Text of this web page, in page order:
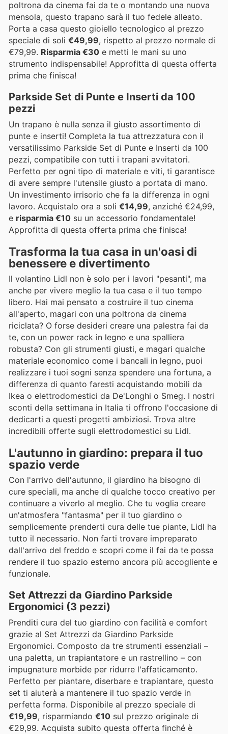
poltrona da cinema fai da te o montando una nuova
mensola, questo trapano sarà il tuo fedele alleato.
Porta a casa questo gioiello tecnologico al prezzo
speciale di soli €49,99, rispetto al prezzo normale di
€79,99. Risparmia €30 e metti le mani su uno
strumento indispensabile! Approfitta di questa offerta
prima che finisca!
Parkside Set di Punte e Inserti da 100
pezzi
Un trapano è nulla senza il giusto assortimento di
punte e inserti! Completa la tua attrezzatura con il
versatilissimo Parkside Set di Punte e Inserti da 100
pezzi, compatibile con tutti i trapani avvitatori.
Perfetto per ogni tipo di materiale e viti, ti garantisce
di avere sempre l'utensile giusto a portata di mano.
Un investimento irrisorio che fa la differenza in ogni
lavoro. Acquistalo ora a soli €14,99, anziché €24,99,
e risparmia €10 su un accessorio fondamentale!
Approfitta di questa offerta prima che finisca!
Trasforma la tua casa in un'oasi di
benessere e divertimento
Il volantino Lidl non è solo per i lavori "pesanti", ma
anche per vivere meglio la tua casa e il tuo tempo
libero. Hai mai pensato a costruire il tuo cinema
all'aperto, magari con una poltrona da cinema
riciclata? O forse desideri creare una palestra fai da
te, con un power rack in legno e una spalliera
robusta? Con gli strumenti giusti, e magari qualche
materiale economico come i bancali in legno, puoi
realizzare i tuoi sogni senza spendere una fortuna, a
differenza di quanto faresti acquistando mobili da
Ikea o elettrodomestici da De'Longhi o Smeg. I nostri
sconti della settimana in Italia ti offrono l'occasione di
dedicarti a questi progetti ambiziosi. Trova altre
incredibili offerte sugli elettrodomestici su Lidl.
L'autunno in giardino: prepara il tuo
spazio verde
Con l'arrivo dell'autunno, il giardino ha bisogno di
cure speciali, ma anche di qualche tocco creativo per
continuare a viverlo al meglio. Che tu voglia creare
un'atmosfera "fantasma" per il tuo giardino o
semplicemente prenderti cura delle tue piante, Lidl ha
tutto il necessario. Non farti trovare impreparato
dall'arrivo del freddo e scopri come il fai da te possa
rendere il tuo spazio esterno ancora più accogliente e
funzionale.
Set Attrezzi da Giardino Parkside
Ergonomici (3 pezzi)
Prenditi cura del tuo giardino con facilità e comfort
grazie al Set Attrezzi da Giardino Parkside
Ergonomici. Composto da tre strumenti essenziali –
una paletta, un trapiantatore e un rastrellino – con
impugnature morbide per ridurre l'affaticamento.
Perfetto per piantare, diserbare e trapiantare, questo
set ti aiuterà a mantenere il tuo spazio verde in
perfetta forma. Disponibile al prezzo speciale di
€19,99, risparmiando €10 sul prezzo originale di
€29,99. Acquista subito questa offerta finché è